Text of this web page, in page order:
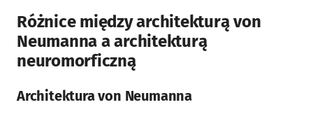
Różnice między architekturą von
Neumanna a architekturą
neuromorficzną
Architektura von Neumanna